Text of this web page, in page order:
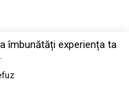
îmbunătăți experiența ta